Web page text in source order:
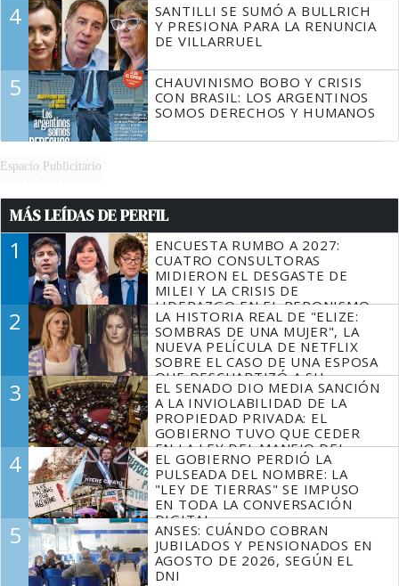
4
SANTILLI SE SUMÓ A BULLRICH
Y PRESIONA PARA LA RENUNCIA
DE VILLARRUEL
5
CHAUVINISMO BOBO Y CRISIS
CON BRASIL: LOS ARGENTINOS
SOMOS DERECHOS Y HUMANOS
Espacio Publicitario
MÁS LEÍDAS DE PERFIL
1
ENCUESTA RUMBO A 2027:
CUATRO CONSULTORAS
MIDIERON EL DESGASTE DE
MILEI Y LA CRISIS DE
LIDERAZGO EN EL PERONISMO
2
LA HISTORIA REAL DE "ELIZE:
SOMBRAS DE UNA MUJER", LA
NUEVA PELÍCULA DE NETFLIX
SOBRE EL CASO DE UNA ESPOSA
QUE DESCUARTIZÓ A SU
MARIDO
3
EL SENADO DIO MEDIA SANCIÓN
A LA INVIOLABILIDAD DE LA
PROPIEDAD PRIVADA: EL
GOBIERNO TUVO QUE CEDER
EN LA LEY DEL MANEJO DEL
FUEGO
4
EL GOBIERNO PERDIÓ LA
PULSEADA DEL NOMBRE: LA
"LEY DE TIERRAS" SE IMPUSO
EN TODA LA CONVERSACIÓN
DIGITAL
5
ANSES: CUÁNDO COBRAN
JUBILADOS Y PENSIONADOS EN
AGOSTO DE 2026, SEGÚN EL
DNI